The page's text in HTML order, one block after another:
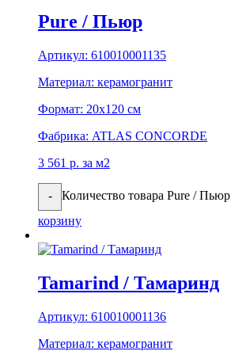
Pure / Пьюр
Артикул: 610010001135
Материал: керамогранит
Формат: 20х120 см
Фабрика: ATLAS CONCORDE
3 561 р. за м2
- Количество товара Pure / Пьюр
корзину
Tamarind / Тамаринд
Артикул: 610010001136
Материал: керамогранит